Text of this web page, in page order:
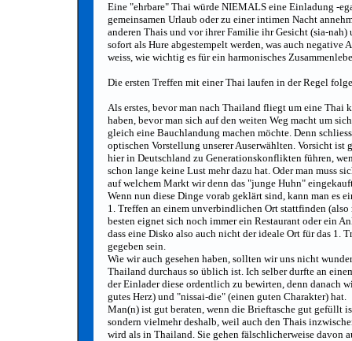
Eine "ehrbare" Thai würde NIEMALS eine Einladung -
gemeinsamen Urlaub oder zu einer intimen Nacht
anderen Thais und vor ihrer Familie ihr Gesicht (sia-
sofort als Hure abgestempelt werden, was auch
weiss, wie wichtig es für ein harmonisches
Die ersten Treffen mit einer Thai laufen in der Regel
Als erstes, bevor man nach Thailand fliegt um eine Thai
haben, bevor man sich auf den weiten Weg macht um
gleich eine Bauchlandung machen möchte. Denn
optischen Vorstellung unserer Auserwählten. Vorsicht
hier in Deutschland zu Generationskonflikten führen,
schon lange keine Lust mehr dazu hat. Oder man muss
auf welchem Markt wir denn das "junge Huhn"
Wenn nun diese Dinge vorab geklärt sind, kann man es
1. Treffen an einem unverbindlichen Ort stattfinden
besten eignet sich noch immer ein Restaurant oder ein
dass eine Disko also auch nicht der ideale Ort für das
gegeben sein.
Wie wir auch gesehen haben, sollten wir uns nicht
Thailand durchaus so üblich ist. Ich selber durfte an
der Einlader diese ordentlich zu bewirten, denn danach
gutes Herz) und "nissai-die" (einen guten Charakter) hat.
Man(n) ist gut beraten, wenn die Brieftasche gut gefüllt
sondern vielmehr deshalb, weil auch den Thais
wird als in Thailand. Sie gehen fälschlicherweise davon